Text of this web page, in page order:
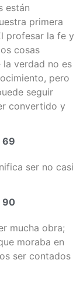
están
primera
profesar la fe y
cosas
verdad no es
pero
seguir
convertido y
69
ser no casi
90
mucha obra;
moraba en
ser contados